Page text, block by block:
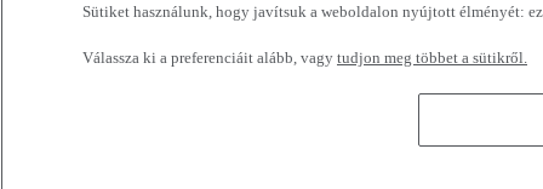
4X2 - Euro 6 - Billenőplató
60 583 kms
KERTRUCKS RENNES CHARTRES-DE-
Sütiket használunk, hogy javítsuk a weboldalon nyújtott élményét:
Válassza ki a preferenciáit alább, vagy tudjon meg többet a sütikről.